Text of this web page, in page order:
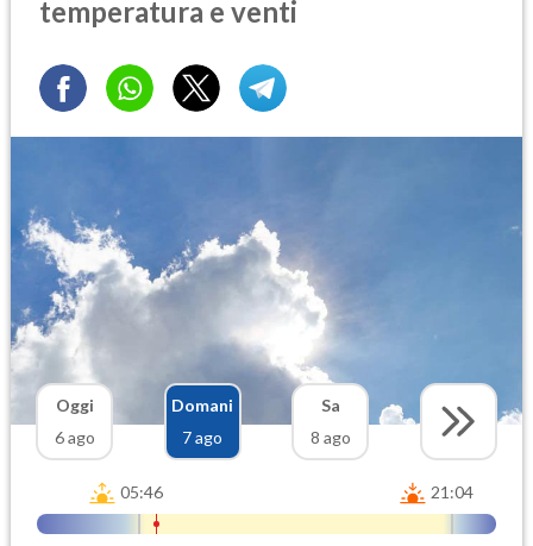
temperatura e venti
Oggi
6 ago
Domani
7 ago
Sa
8 ago
05:46 21:04